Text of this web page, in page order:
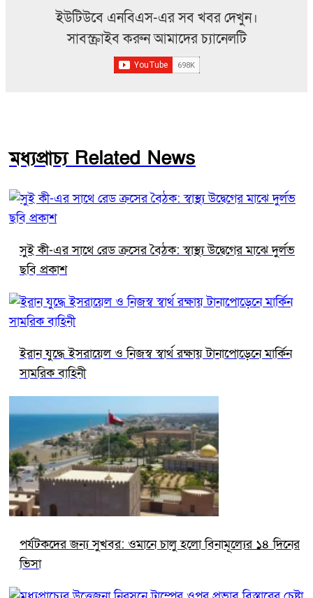
ইউটিউবে এনবিএস-এর সব খবর দেখুন।
সাবস্ক্রাইব করুন আমাদের চ্যানেলটি
মধ্যপ্রাচ্য Related News
সুই কী-এর সাথে রেড ক্রসের বৈঠক: স্বাস্থ্য উদ্বেগের মাঝে দুর্লভ
ছবি প্রকাশ
ইরান যুদ্ধে ইসরায়েল ও নিজস্ব স্বার্থ রক্ষায় টানাপোড়েনে মার্কিন
সামরিক বাহিনী
পর্যটকদের জন্য সুখবর: ওমানে চালু হলো বিনামূল্যের ১৪ দিনের
ভিসা